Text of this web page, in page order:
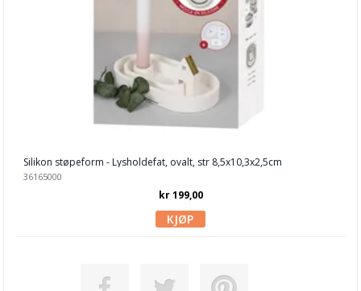
Silikon støpeform - Lysholdefat, ovalt, str 8,5x10,3x2,5cm
36165000
kr 199,00